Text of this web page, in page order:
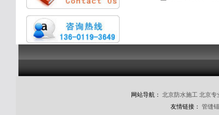
网站导航： 北京防水施工 北京专
友情链接： 管缝